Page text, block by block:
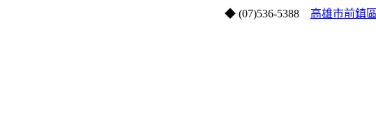
◆ (07)536-5388 高雄市前鎮